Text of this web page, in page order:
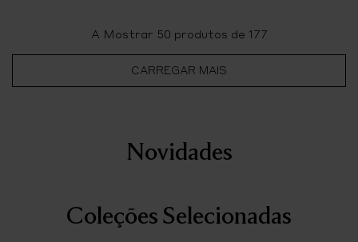
A Mostrar 50 produtos de 177
CARREGAR MAIS
Novidades
Coleções Selecionadas